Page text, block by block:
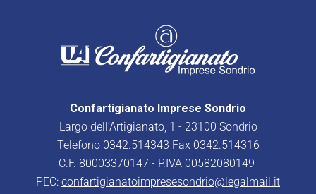
Confartigianato Imprese Sondrio
Largo dell’Artigianato, 1 - 23100 Sondrio
Telefono 0342.514343 Fax 0342.514316
C.F. 80003370147 - P.IVA 00582080149
PEC: confartigianatoimpresesondrio@legalmail.it